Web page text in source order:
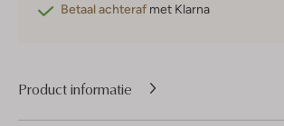
Betaal achteraf met Klarna
Product informatie